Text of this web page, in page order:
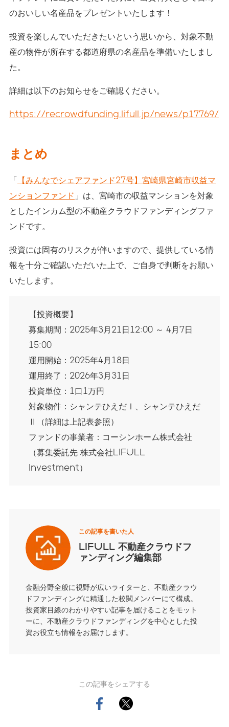
のおいしい名産品をプレゼントいたします！
投資を楽しんでいただきたいという思いから、対象不動
産の物件が所在する都道府県の名産品を準備いたしまし
た。
詳細は以下のお知らせをご確認ください。
https://recrowdfunding.lifull.jp/news/p17769/
まとめ
「 【みんなでシェアファンド27号】宮崎県宮崎市収益マ
ンションファンド 」は、宮崎市の収益マンションを対象
としたインカム型の不動産クラウドファンディングファ
ンドです。
投資には固有のリスクが伴いますので、提供している情
報を十分ご確認いただいた上で、ご自身で判断をお願い
いたします。
【投資概要】
募集期間：2025年3月21日12:00 ～ 4月7日
15:00
運用開始：2025年4月18日
運用終了：2026年3月31日
投資単位：1口1万円
対象物件：シャンテひえだⅠ、シャンテひえだ
Ⅱ（詳細は上記表参照）
ファンドの事業者：コーシンホーム株式会社
（募集委託先 株式会社LIFULL
Investment）
この記事を書いた人
LIFULL 不動産クラウドフ
ァンディング編集部
金融分野全般に視野が広いライターと、不動産クラウ
ドファンディングに精通した校閲メンバーにて構成。
投資家目線のわかりやすい記事を届けることをモット
ーに、不動産クラウドファンディングを中心とした投
資お役立ち情報をお届けします。
この記事をシェアする